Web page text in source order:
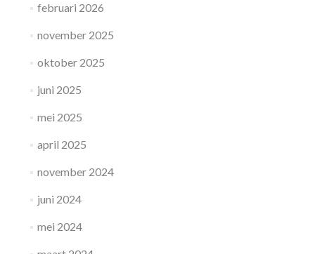
februari 2026
november 2025
oktober 2025
juni 2025
mei 2025
april 2025
november 2024
juni 2024
mei 2024